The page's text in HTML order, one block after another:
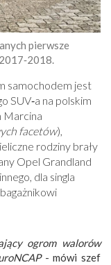
pierwsze
samochodem jest
SUV‑a na polskim
Marcina
facetów),
rodziny brały
Opel Grandland
dla singla
ogrom walorów
- mówi szef